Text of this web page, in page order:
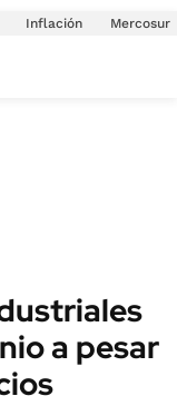
Inflación Mercosur
a pesar